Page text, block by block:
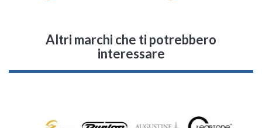
Altri marchi che ti potrebbero
interessare